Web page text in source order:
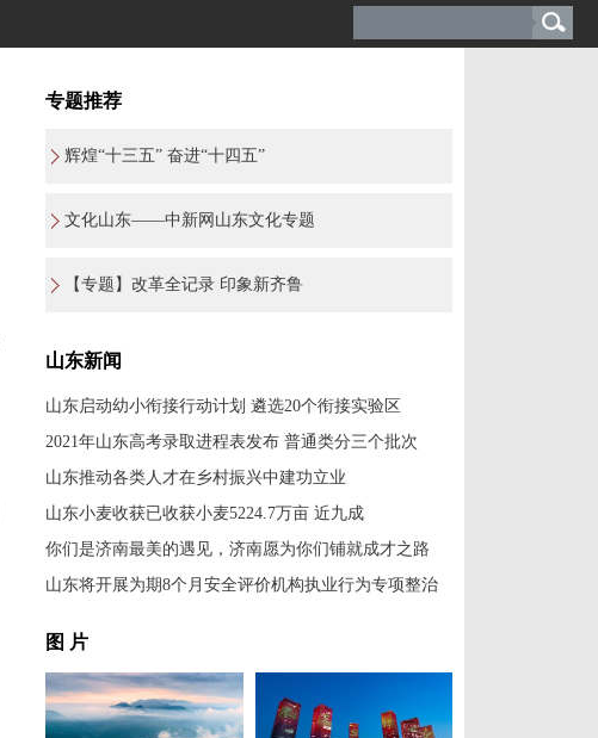
专题推荐
辉煌“十三五” 奋进“十四五”
文化山东——中新网山东文化专题
【专题】改革全记录 印象新齐鲁
山东新闻
山东启动幼小衔接行动计划 遴选20个衔接实验区
2021年山东高考录取进程表发布 普通类分三个批次
山东推动各类人才在乡村振兴中建功立业
山东小麦收获已收获小麦5224.7万亩 近九成
你们是济南最美的遇见，济南愿为你们铺就成才之路
山东将开展为期8个月安全评价机构执业行为专项整治
图 片